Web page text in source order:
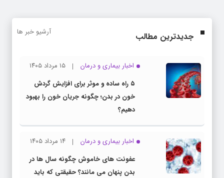
جدیدترین مطالب آرشیو خبر ها
اخبار بیماری و درمان
۱۵ مرداد ۱۴۰۵
۵ راه ساده و موثر برای افزایش گردش
خون در بدن؛ چگونه جریان خون را بهبود
دهیم؟
اخبار بیماری و درمان
۱۴ مرداد ۱۴۰۵
عفونت های خاموش چگونه سال ها در
بدن پنهان می مانند؟ حقیقتی که باید